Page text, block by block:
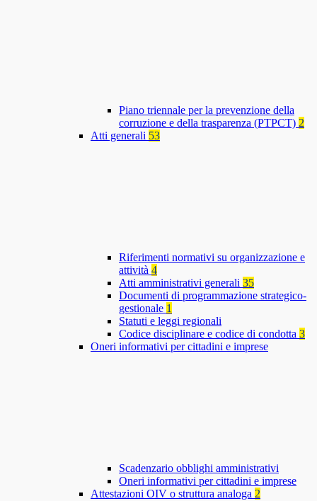
Piano triennale per la prevenzione della
corruzione e della trasparenza (PTPCT) 2
Atti generali 53
Riferimenti normativi su organizzazione e
attività 4
Atti amministrativi generali 35
Documenti di programmazione strategico-
gestionale 1
Statuti e leggi regionali
Codice disciplinare e codice di condotta 3
Oneri informativi per cittadini e imprese
Scadenzario obblighi amministrativi
Oneri informativi per cittadini e imprese
Attestazioni OIV o struttura analoga 2